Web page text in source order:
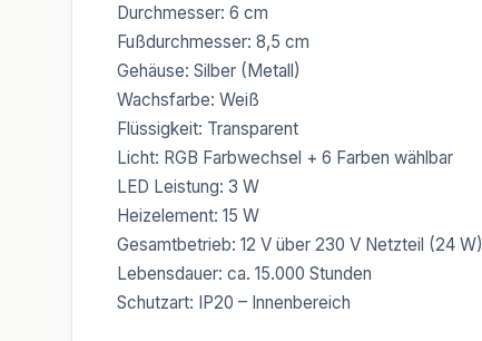
Durchmesser: 6 cm
Fußdurchmesser: 8,5 cm
Gehäuse: Silber (Metall)
Wachsfarbe: Weiß
Flüssigkeit: Transparent
Licht: RGB Farbwechsel + 6 Farben wählbar
LED Leistung: 3 W
Heizelement: 15 W
Gesamtbetrieb: 12 V über 230 V Netzteil (24 W)
Lebensdauer: ca. 15.000 Stunden
Schutzart: IP20 – Innenbereich